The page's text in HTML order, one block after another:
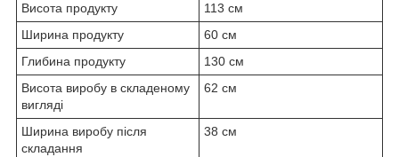
Висота продукту
113 см
Ширина продукту
60 см
Глибина продукту
130 см
Висота виробу в складеному
вигляді
62 см
Ширина виробу після
складання
38 см